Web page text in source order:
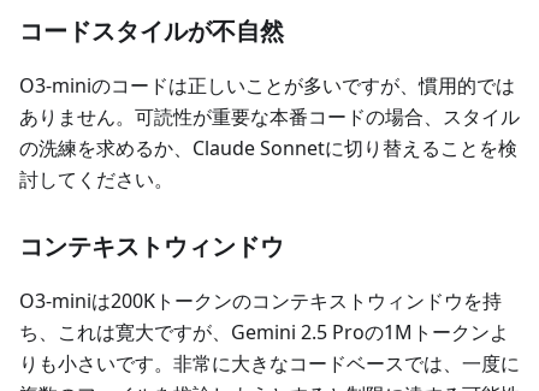
コードスタイルが不自然
O3-miniのコードは正しいことが多いですが、慣用的では
ありません。可読性が重要な本番コードの場合、スタイル
の洗練を求めるか、Claude Sonnetに切り替えることを検
討してください。
コンテキストウィンドウ
O3-miniは200Kトークンのコンテキストウィンドウを持
ち、これは寛大ですが、Gemini 2.5 Proの1Mトークンよ
りも小さいです。非常に大きなコードベースでは、一度に